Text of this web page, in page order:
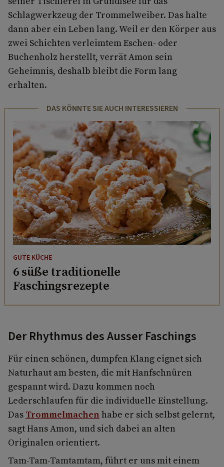
Schlagwerkzeug der Trommelweiber. Das halte
dann aber ein Leben lang. Weil er den Körper aus
zwei Schichten verleimtem Eschen- oder
Buchenholz herstellt, verrät Amon sein
Geheimnis, deshalb bleibt die Form lang
erhalten.
DAS KÖNNTE SIE AUCH INTERESSIEREN
GUTE KÜCHE
6 süße traditionelle
Faschingsrezepte
Der Rhythmus des Ausser Faschings
Für einen schönen, dumpfen Klang eignet sich
Naturhaut am besten, die mit Hanfschnüren
gespannt wird. Dazu kommen noch
Lederschlaufen für die individuelle Einstellung.
Das Trommelmachen habe er sich selbst gelernt,
sagt Hans Amon, und sich dabei an alten
Originalen orientiert.
Tam-Tam-Tamtamtam, führt er uns mit einem